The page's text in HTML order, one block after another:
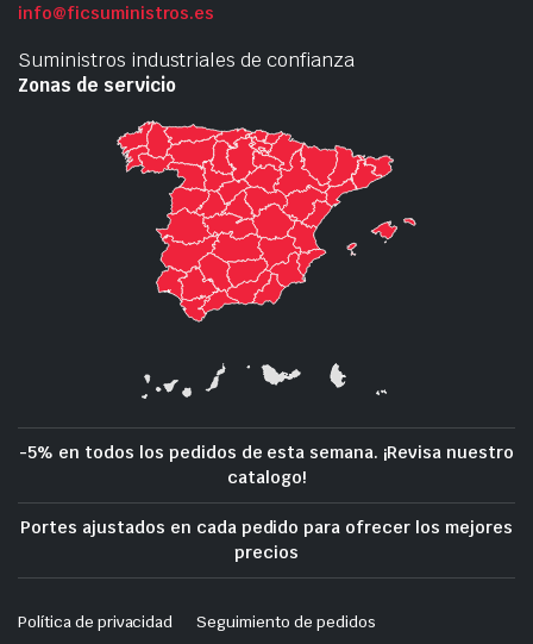
info@ficsuministros.es
Suministros industriales de confianza
Zonas de servicio
-5% en todos los pedidos de esta semana. ¡Revisa nuestro
catalogo!
Portes ajustados en cada pedido para ofrecer los mejores
precios
Política de privacidad
Seguimiento de pedidos